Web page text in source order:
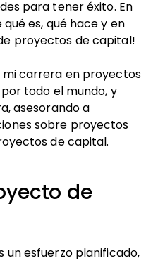
para tener éxito. En
es, qué hace y en
proyectos de capital!
carrera en proyectos
todo el mundo, y
asesorando a
sobre proyectos
de capital.
de
un esfuerzo planificado,